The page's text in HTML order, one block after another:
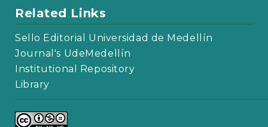
Related Links
Sello Editorial Universidad de Medellín
Journal's UdeMedellín
Institutional Repository
Library